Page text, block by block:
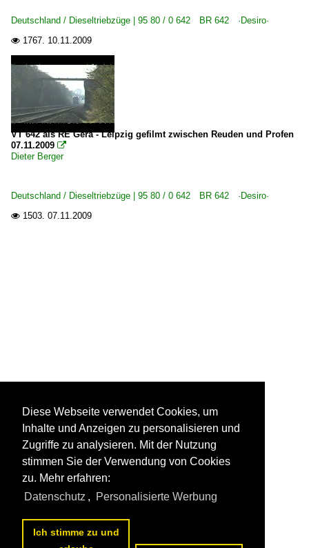
Deutschland / Dieseltriebzüge | 95 80 / 0 642 BR 642 ·Desiro·
 1767. 10.11.2009
VT 642 als RE Gera - Leipzig gefilmt zwischen Reuden und Profen
07.11.2009 
Dieter Berger
Deutschland / Dieseltriebzüge | 95 80 / 0 642 BR 642 ·Desiro·
 1503. 07.11.2009
Diese Webseite verwendet Cookies, um
Inhalte und Anzeigen zu personalisieren und
Zugriffe zu analysieren. Mit der Nutzung
stimmen Sie der Verwendung von Cookies
zu. Mehr erfahren:
Datenschutz , Personalisierte Werbung
Ich stimme zu und